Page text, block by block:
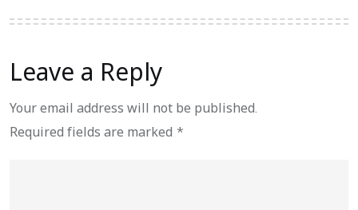
Leave a Reply
Your email address will not be published.
Required fields are marked *